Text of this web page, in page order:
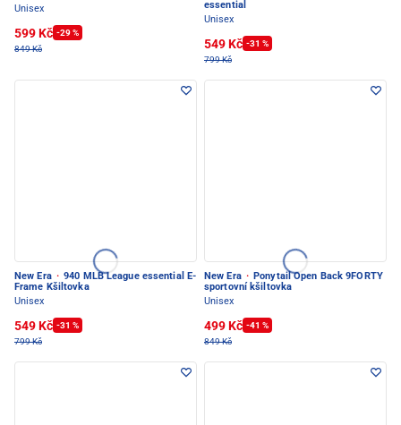
Unisex
599 Kč -29 %
849 Kč
essential
Unisex
549 Kč -31 %
799 Kč
New Era · 940 MLB League essential E-
Frame Kšiltovka
Unisex
549 Kč -31 %
799 Kč
New Era · Ponytail Open Back 9FORTY
sportovní kšiltovka
Unisex
499 Kč -41 %
849 Kč